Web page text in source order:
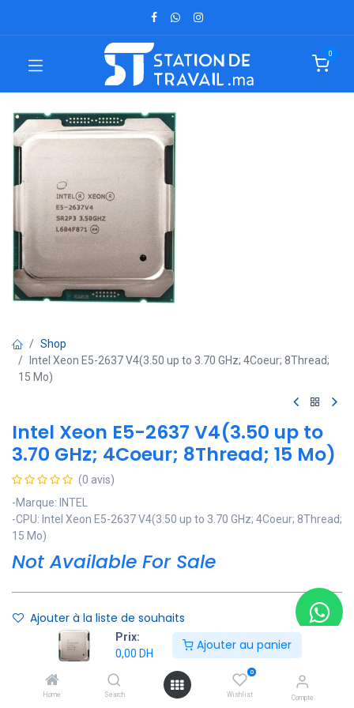
Prix:
0,00 DH
Ajouter au panier
Home Search
0
Wishlist Compte
0
Shop
Intel Xeon E5-2637 V4(3.50 up to 3.70 GHz; 4Coeur; 8Thread;
15 Mo)
Intel Xeon E5-2637 V4(3.50 up to
3.70 GHz; 4Coeur; 8Thread; 15 Mo)
(0 avis)
-Marque: INTEL
-CPU: Intel Xeon E5-2637 V4(3.50 up to 3.70 GHz; 4Coeur; 8Thread;
15 Mo)
Not Available For Sale
Ajouter à la liste de souhaits
Contactez Nous
Soyez averti lorsque le produit est de nouveau en stock